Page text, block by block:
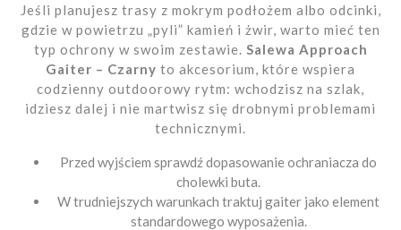
Jeśli planujesz trasy z mokrym podłożem albo odcinki,
gdzie w powietrzu „pyli” kamień i żwir, warto mieć ten
typ ochrony w swoim zestawie. Salewa Approach
Gaiter – Czarny to akcesorium, które wspiera
codzienny outdoorowy rytm: wchodzisz na szlak,
idziesz dalej i nie martwisz się drobnymi problemami
technicznymi.
Przed wyjściem sprawdź dopasowanie ochraniacza do
cholewki buta.
W trudniejszych warunkach traktuj gaiter jako element
standardowego wyposażenia.